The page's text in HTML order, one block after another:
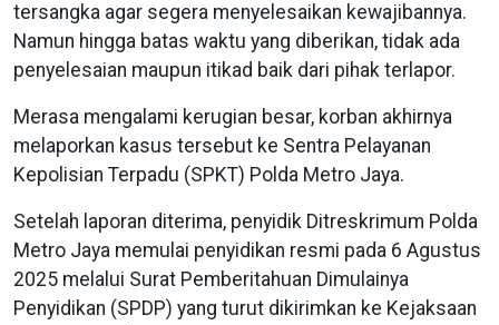
tersangka agar segera menyelesaikan kewajibannya.
Namun hingga batas waktu yang diberikan, tidak ada
penyelesaian maupun itikad baik dari pihak terlapor.
Merasa mengalami kerugian besar, korban akhirnya
melaporkan kasus tersebut ke Sentra Pelayanan
Kepolisian Terpadu (SPKT) Polda Metro Jaya.
Setelah laporan diterima, penyidik Ditreskrimum Polda
Metro Jaya memulai penyidikan resmi pada 6 Agustus
2025 melalui Surat Pemberitahuan Dimulainya
Penyidikan (SPDP) yang turut dikirimkan ke Kejaksaan